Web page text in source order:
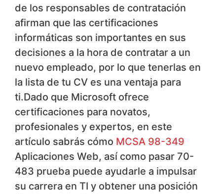
de los responsables de contratación
afirman que las certificaciones
informáticas son importantes en sus
decisiones a la hora de contratar a un
nuevo empleado, por lo que tenerlas en
la lista de tu CV es una ventaja para
ti.Dado que Microsoft ofrece
certificaciones para novatos,
profesionales y expertos, en este
artículo sabrás cómo MCSA 98-349
Aplicaciones Web, así como pasar 70-
483 prueba puede ayudarle a impulsar
su carrera en TI y obtener una posición